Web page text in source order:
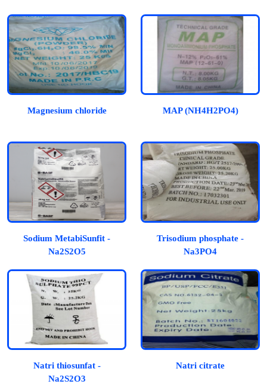
Magnesium chloride MAP (NH4H2PO4)
Sodium MetabiSunfit -
Na2S2O5
Trisodium phosphate -
Na3PO4
Natri thiosunfat -
Na2S2O3
Natri citrate